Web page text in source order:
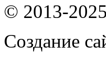
© 2013-
Создание